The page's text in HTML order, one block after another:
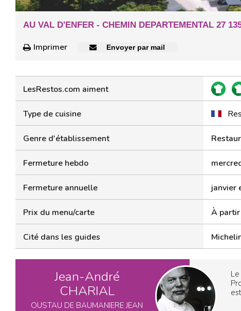
AU VAL D'ENFER - CHEMIN DEPARTEMENTAL 27
Imprimer
Envoyer par mail
LesRestos.com aiment
Type de cuisine
Genre d'établissement
Fermeture hebdo
Fermeture annuelle janvier
Prix du menu/carte À
Cité dans les guides
Jean-André
CHARIAL
OUSTAU DE BAUMANIERE JEAN